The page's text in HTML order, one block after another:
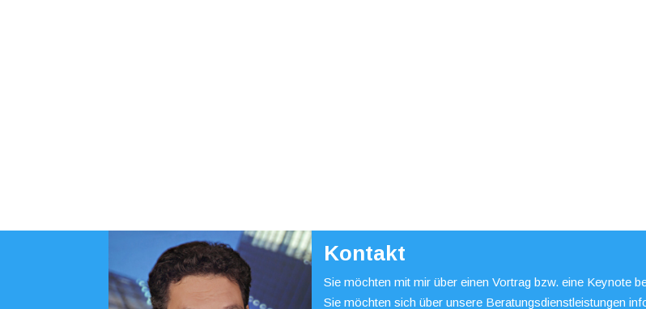
Kontakt
Sie möchten mit mir über einen Vortrag bzw. eine Keynote
Sie möchten sich über unsere Beratungsdienstleistungen